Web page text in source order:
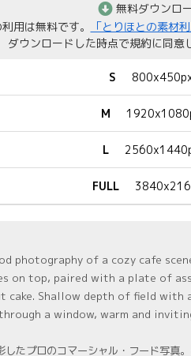
無料ダウンロ
用は無料です。
「とりほとの素材利
ダウンロードした時点で規約に同意
S
M
L
FULL
photography of a cozy cafe
on top, paired with a plate of
cake. Shallow depth of field
a window, warm and
したプロのコマーシャル・フード写真